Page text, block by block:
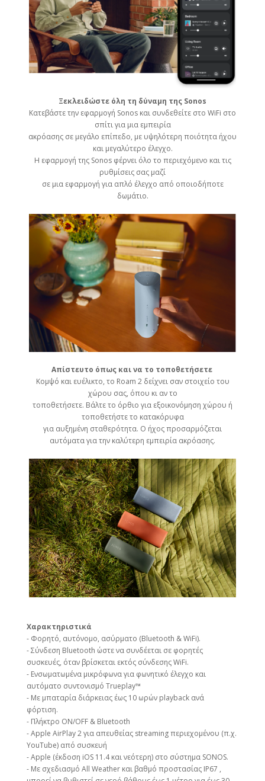
Ξεκλειδώστε όλη τη δύναμη της Sonos
Κατεβάστε την εφαρμογή Sonos και συνδεθείτε στο WiFi στο
σπίτι για μια εμπειρία
ακρόασης σε μεγάλο επίπεδο, με υψηλότερη ποιότητα ήχου
και μεγαλύτερο έλεγχο.
Η εφαρμογή της Sonos φέρνει όλο το περιεχόμενο και τις
ρυθμίσεις σας μαζί
σε μια εφαρμογή για απλό έλεγχο από οποιοδήποτε
δωμάτιο.
Απίστευτο όπως και να το τοποθετήσετε
Κομψό και ευέλικτο, το Roam 2 δείχνει σαν στοιχείο του
χώρου σας, όπου κι αν το
τοποθετήσετε. Βάλτε το όρθιο για εξοικονόμηση χώρου ή
τοποθετήστε το κατακόρυφα
για αυξημένη σταθερότητα. Ο ήχος προσαρμόζεται
αυτόματα για την καλύτερη εμπειρία ακρόασης.
Χαρακτηριστικά
- Φορητό, αυτόνομο, ασύρματο (Bluetooth & WiFi).
- Σύνδεση Bluetooth ώστε να συνδέεται σε φορητές
συσκευές, όταν βρίσκεται εκτός σύνδεσης WiFi.
- Eνσωματωμένα μικρόφωνα για φωνητικό έλεγχο και
αυτόματο συντονισμό Trueplay™
- Με μπαταρία διάρκειας έως 10 ωρών playback ανά
φόρτιση.
- Πλήκτρο ON/OFF & Βluetooth
- Apple AirPlay 2 για απευθείας streaming περιεχομένου (π.χ.
YouTube) από συσκευή
- Apple (έκδοση iOS 11.4 και νεότερη) στο σύστημα SONOS.
- Με σχεδιασμό All Weather και βαθμό προστασίας IP67 ,